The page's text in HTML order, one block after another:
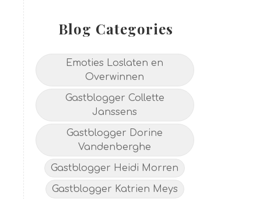
Blog Categories
Emoties Loslaten en
Overwinnen
Gastblogger Collette
Janssens
Gastblogger Dorine
Vandenberghe
Gastblogger Heidi Morren
Gastblogger Katrien Meys